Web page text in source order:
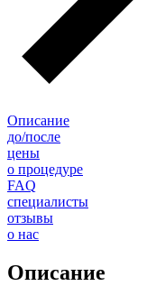
Описание
до/после
цены
о процедуре
FAQ
специалисты
отзывы
о нас
Описание